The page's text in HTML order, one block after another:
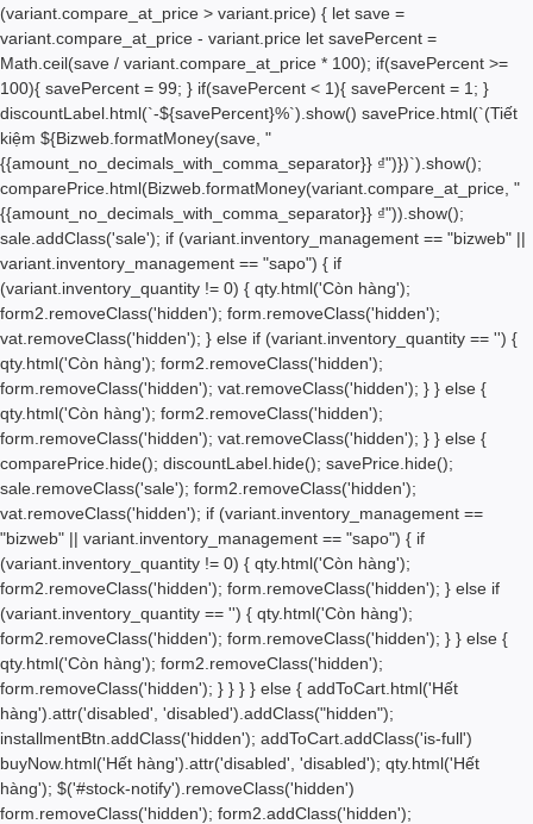
(variant.compare_at_price > variant.price) { let save =
variant.compare_at_price - variant.price let savePercent =
Math.ceil(save / variant.compare_at_price * 100); if(savePercent >=
100){ savePercent = 99; } if(savePercent < 1){ savePercent = 1; }
discountLabel.html(`-${savePercent}%`).show() savePrice.html(`(Tiết
kiệm ${Bizweb.formatMoney(save, "
{{amount_no_decimals_with_comma_separator}} ₫")})`).show();
comparePrice.html(Bizweb.formatMoney(variant.compare_at_price, "
{{amount_no_decimals_with_comma_separator}} ₫")).show();
sale.addClass('sale'); if (variant.inventory_management == "bizweb" ||
variant.inventory_management == "sapo") { if
(variant.inventory_quantity != 0) { qty.html('Còn hàng');
form2.removeClass('hidden'); form.removeClass('hidden');
vat.removeClass('hidden'); } else if (variant.inventory_quantity == '') {
qty.html('Còn hàng'); form2.removeClass('hidden');
form.removeClass('hidden'); vat.removeClass('hidden'); } } else {
qty.html('Còn hàng'); form2.removeClass('hidden');
form.removeClass('hidden'); vat.removeClass('hidden'); } } else {
comparePrice.hide(); discountLabel.hide(); savePrice.hide();
sale.removeClass('sale'); form2.removeClass('hidden');
vat.removeClass('hidden'); if (variant.inventory_management ==
"bizweb" || variant.inventory_management == "sapo") { if
(variant.inventory_quantity != 0) { qty.html('Còn hàng');
form2.removeClass('hidden'); form.removeClass('hidden'); } else if
(variant.inventory_quantity == '') { qty.html('Còn hàng');
form2.removeClass('hidden'); form.removeClass('hidden'); } } else {
qty.html('Còn hàng'); form2.removeClass('hidden');
form.removeClass('hidden'); } } } } else { addToCart.html('Hết
hàng').attr('disabled', 'disabled').addClass("hidden");
installmentBtn.addClass('hidden'); addToCart.addClass('is-full')
buyNow.html('Hết hàng').attr('disabled', 'disabled'); qty.html('Hết
hàng'); $('#stock-notify').removeClass('hidden')
form.removeClass('hidden'); form2.addClass('hidden');